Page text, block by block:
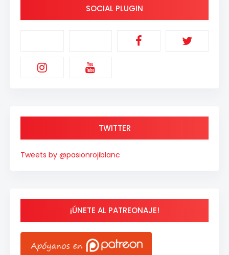
SOCIAL PLUGIN
TWITTER
Tweets by @pasionrojiblanc
¡ÚNETE AL PATREONAJE!